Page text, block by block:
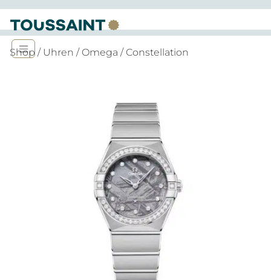
Shop / Uhren / Omega / Constellation